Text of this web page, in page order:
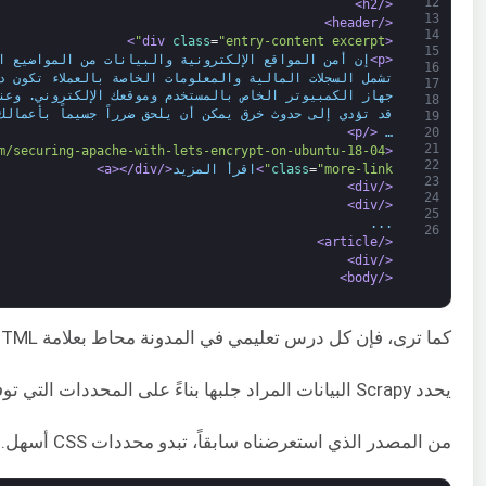
13
14
15
16
17
18
19
20
21
22
23
24
25
26
</h2>
</header>
<div
class="entry-content excerpt"
>
<p>
إن أمن المواقع الإلكترونية والبيانات من
تشمل السجلات المالية والمعلومات الخاصة بالعملاء تكون
جهاز الكمبيوتر الخاص بالمستخدم وموقعك الإلكتروني.
قد تؤدي إلى حدوث خرق يمكن أن يلحق ضرراً جسيماً
…
</p>
<div>
apache-with-lets-encrypt-on-ubuntu-18-04/"
class="more-link"
>اقرأ المزيد </a>
</div>
</div>
</div>
...
</article>
</div>
</body>
كما ترى، فإن كل درس تعليمي في المدونة محاط بعلامة HTML تسمى <article>. ستتضمن عملية كشط الصفحة خطوتين. الخطوة الأولى ستكون جلب كل درس تعليمي في المدونة من خلال النظر إلى أجزاء الصفحة التي تحتوي على البيانات التي نريدها. الخطوة التالية هي سحب البيانات التي نريدها من كل درس تعليمي تم تحديده بواسطة علامة HTML.
يحدد Scrapy البيانات المراد جلبها بناءً على المحددات التي توفرها. يمكننا استخدام المحددات للعثور على عنصر واحد أو أكثر في الصفحة والحصول على البيانات الموجودة داخل هذه العناصر. يدعم Scrapy كلاً من
من المصدر الذي استعرضناه سابقاً، تبدو محددات CSS أسهل. وبالتالي، سيكون هذا هو الخيار الذي سنعتمده لأنه سيساعدنا في العثور على جميع الدروس التعليمية في الصفحة. من كود مصدر HTML، يتم تحديد كل درس تعليمي داخل فئة CSS تسمى post. عادةً ما يتم تحديد أسماء فئات CSS باستخدام .class_name (نقطة class_name). وبالتالي، سنستخدم .post لمحدد CSS الخاص بنا. داخل كود مصدر أداة الكشط main.py، سنقوم بتمرير فئة .post إلى كائن الاستجابة (response object)، بحيث يبدو ملفك الآن كما يلي: